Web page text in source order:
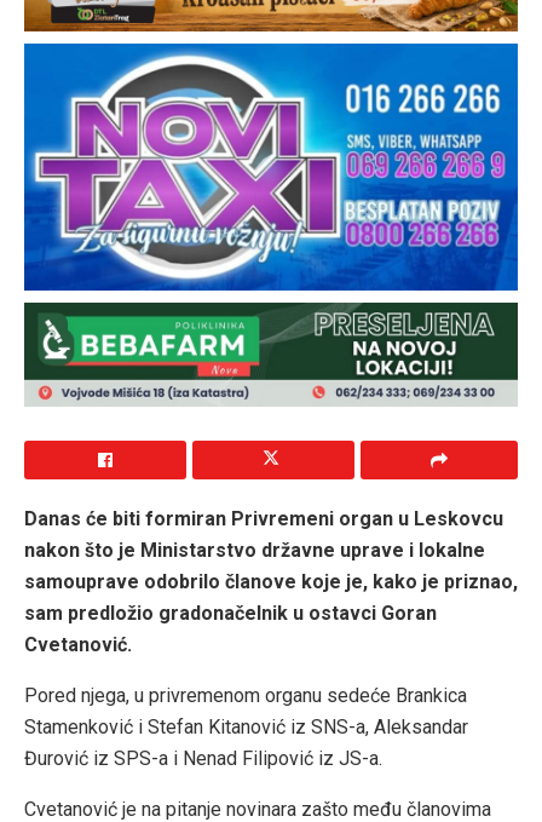
Danas će biti formiran Privremeni organ u Leskovcu
nakon što je Ministarstvo državne uprave i lokalne
samouprave odobrilo članove koje je, kako je priznao,
sam predložio gradonačelnik u ostavci Goran
Cvetanović.
Pored njega, u privremenom organu sedeće Brankica
Stamenković i Stefan Kitanović iz SNS-a, Aleksandar
Đurović iz SPS-a i Nenad Filipović iz JS-a.
Cvetanović je na pitanje novinara zašto među članovima